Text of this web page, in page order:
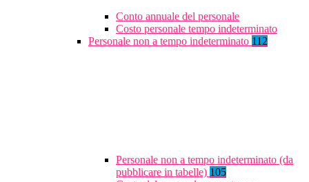
Conto annuale del personale
Costo personale tempo indeterminato
Personale non a tempo indeterminato 112
Personale non a tempo indeterminato (da
pubblicare in tabelle) 105